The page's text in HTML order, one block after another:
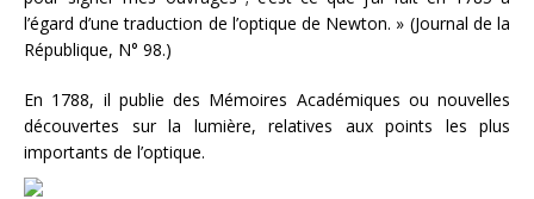
l’égard d’une traduction de l’optique de Newton. » (Journal de la
République, N° 98.)
En 1788, il publie des Mémoires Académiques ou nouvelles
découvertes sur la lumière, relatives aux points les plus
importants de l’optique.